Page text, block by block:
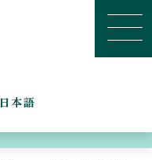
日本語